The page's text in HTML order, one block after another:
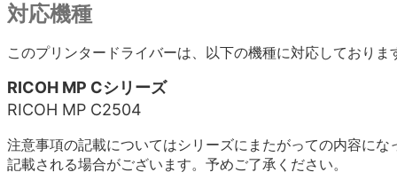
対応機種
このプリンタードライバーは、以下の機種に対応しておりま
RICOH MP Cシリーズ
RICOH MP C2504
注意事項の記載についてはシリーズにまたがっての内容に
記載される場合がございます。予めご了承ください。